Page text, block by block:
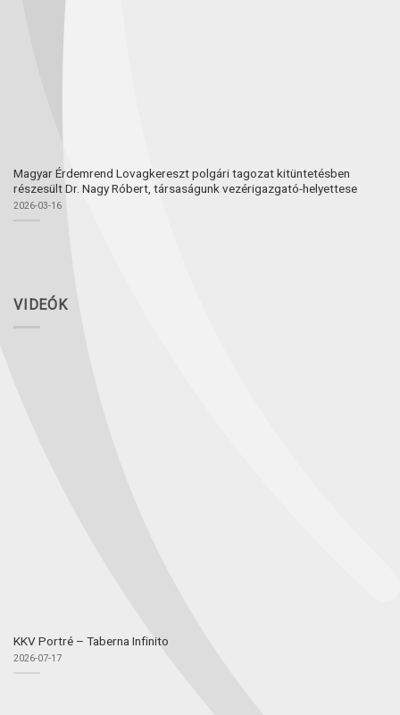
Magyar Érdemrend Lovagkereszt polgári tagozat kitüntetésben
részesült Dr. Nagy Róbert, társaságunk vezérigazgató-helyettese
2026-03-16
VIDEÓK
KKV Portré – Taberna Infinito
2026-07-17